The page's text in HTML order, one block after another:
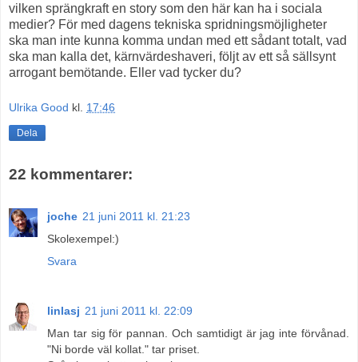
vilken sprängkraft en story som den här kan ha i sociala
medier? För med dagens tekniska spridningsmöjligheter
ska man inte kunna komma undan med ett sådant totalt, vad
ska man kalla det, kärnvärdeshaveri, följt av ett så sällsynt
arrogant bemötande. Eller vad tycker du?
Ulrika Good kl. 17:46
Dela
22 kommentarer:
joche 21 juni 2011 kl. 21:23
Skolexempel:)
Svara
linlasj 21 juni 2011 kl. 22:09
Man tar sig för pannan. Och samtidigt är jag inte förvånad.
"Ni borde väl kollat." tar priset.